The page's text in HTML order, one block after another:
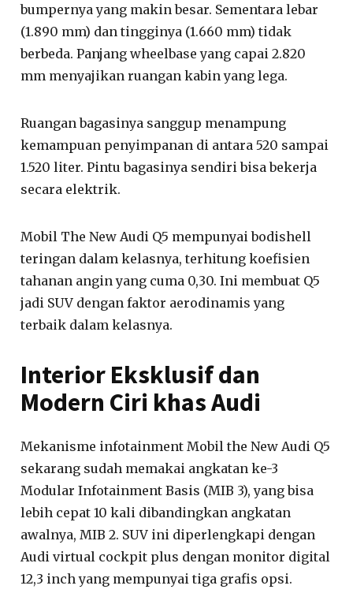
bumpernya yang makin besar. Sementara lebar
(1.890 mm) dan tingginya (1.660 mm) tidak
berbeda. Panjang wheelbase yang capai 2.820
mm menyajikan ruangan kabin yang lega.
Ruangan bagasinya sanggup menampung
kemampuan penyimpanan di antara 520 sampai
1.520 liter. Pintu bagasinya sendiri bisa bekerja
secara elektrik.
Mobil The New Audi Q5 mempunyai bodishell
teringan dalam kelasnya, terhitung koefisien
tahanan angin yang cuma 0,30. Ini membuat Q5
jadi SUV dengan faktor aerodinamis yang
terbaik dalam kelasnya.
Interior Eksklusif dan
Modern Ciri khas Audi
Mekanisme infotainment Mobil the New Audi Q5
sekarang sudah memakai angkatan ke-3
Modular Infotainment Basis (MIB 3), yang bisa
lebih cepat 10 kali dibandingkan angkatan
awalnya, MIB 2. SUV ini diperlengkapi dengan
Audi virtual cockpit plus dengan monitor digital
12,3 inch yang mempunyai tiga grafis opsi.